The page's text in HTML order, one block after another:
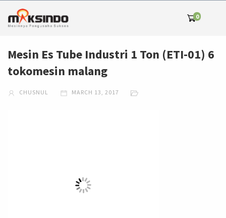
0
Mesin Es Tube Industri 1 Ton (ETI-01) 6
tokomesin malang
CHUSNUL MARCH 13, 2017